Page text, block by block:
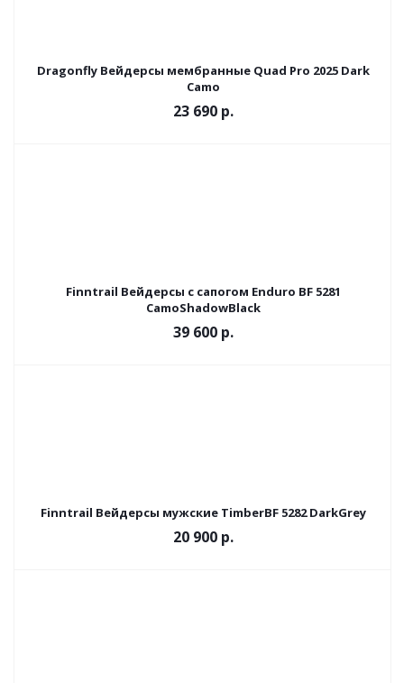
Dragonfly Вейдерсы мембранные Quad Pro 2025 Dark
Camo
23 690 р.
Finntrail Вейдерсы с сапогом Enduro BF 5281
CamoShadowBlack
39 600 р.
Finntrail Вейдерсы мужские TimberBF 5282 DarkGrey
20 900 р.